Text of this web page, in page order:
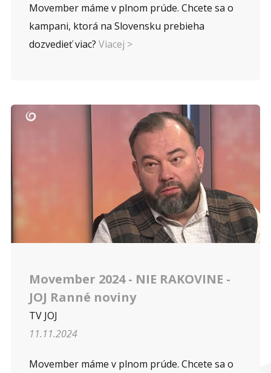
Movember máme v plnom prúde. Chcete sa o
kampani, ktorá na Slovensku prebieha
dozvedieť viac? Viacej >
Movember 2024 - NIE RAKOVINE -
JOJ Ranné noviny
TV JOJ
11.11.2024
Movember máme v plnom prúde. Chcete sa o